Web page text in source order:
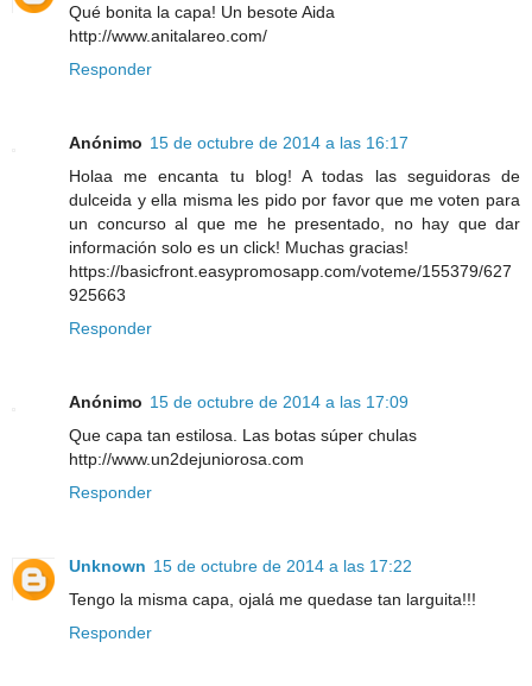
Qué bonita la capa! Un besote Aida
http://www.anitalareo.com/
Responder
Anónimo 15 de octubre de 2014 a las 16:17
Holaa me encanta tu blog! A todas las seguidoras de
dulceida y ella misma les pido por favor que me voten para
un concurso al que me he presentado, no hay que dar
información solo es un click! Muchas gracias!
https://basicfront.easypromosapp.com/voteme/155379/627
925663
Responder
Anónimo 15 de octubre de 2014 a las 17:09
Que capa tan estilosa. Las botas súper chulas
http://www.un2dejuniorosa.com
Responder
Unknown 15 de octubre de 2014 a las 17:22
Tengo la misma capa, ojalá me quedase tan larguita!!!
Responder